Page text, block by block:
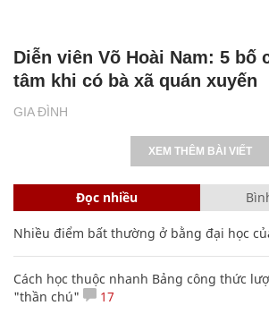
GIA ĐÌNH
Diễn viên Võ Hoài Nam: 5 bố
tâm khi có bà xã quán xuyến
XEM THÊM BÀI VIẾT
Đọc nhiều
Nhiều điểm bất thường ở bằng đại học
Cách học thuộc nhanh Bảng công thức
"thần chú"
17